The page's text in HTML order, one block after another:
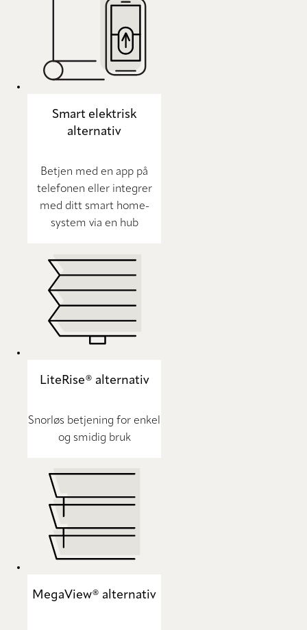
Smart elektrisk
alternativ
Betjen med en app på
telefonen eller integrer
med ditt smart home-
system via en hub
LiteRise® alternativ
Snorløs betjening for enkel
og smidig bruk
MegaView® alternativ